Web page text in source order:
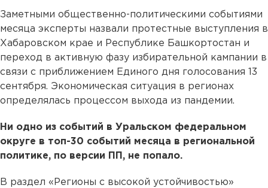
Заметными общественно-политическими событиями
месяца эксперты назвали протестные выступления в
Хабаровском крае и Республике Башкортостан и
переход в активную фазу избирательной кампании в
связи с приближением Единого дня голосования 13
сентября. Экономическая ситуация в регионах
определялась процессом выхода из пандемии.
Ни одно из событий в Уральском федеральном
округе в топ-30 событий месяца в региональной
политике, по версии ПП, не попало.
В раздел «Регионы с высокой устойчивостью»